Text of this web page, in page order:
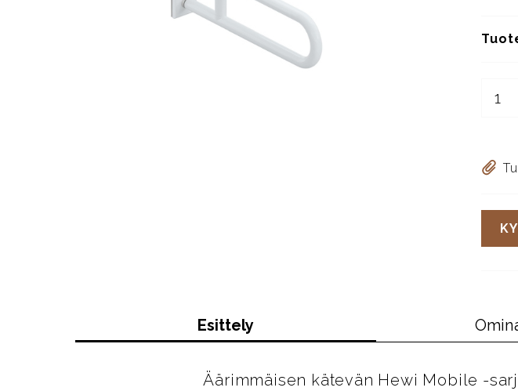
Esittely
Äärimmäisen kätevän Hewi Mobile -